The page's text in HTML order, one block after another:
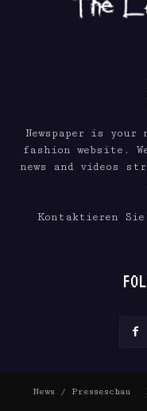
Newspaper is your
fashion website.
news and videos
Kontaktieren
News / Presseschau